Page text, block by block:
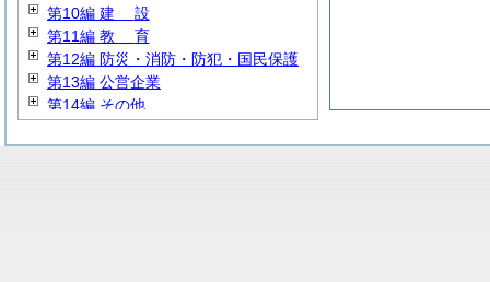
第10編 建 設
第11編 教 育
第12編 防災・消防・防犯・国民保護
第13編 公営企業
第14編 その他